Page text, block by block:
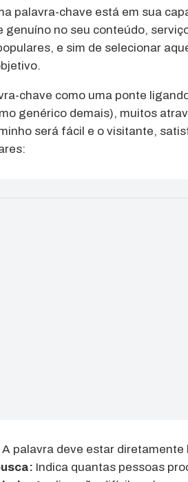
palavra-chave está em sua
genuíno no seu conteúdo,
e sim de selecionar
chave como uma ponte
genérico demais), muitos
será fácil e o visitante,
A palavra deve estar
Indica quantas pessoas